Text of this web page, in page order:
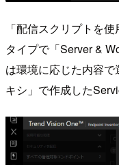
「配信スクリプトを
タイプで「Server &
は環境に応じた内容
キシ」で作成した